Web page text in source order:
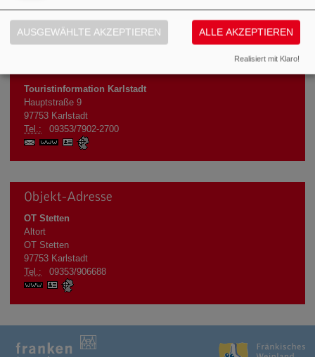
Touristinformation Karlstadt
Hauptstraße 9
97753 Karlstadt
Tel.:
09353/7902-2700
www.karlstadt.de
vCard
Objekt-Adresse
OT Stetten
Altort
OT Stetten
97753 Karlstadt
Tel.:
09353/906688
www.karlstadt.de
vCard
AUSGEWÄHLTE AKZEPTIEREN ALLE AKZEPTIEREN
Realisiert mit Klaro!